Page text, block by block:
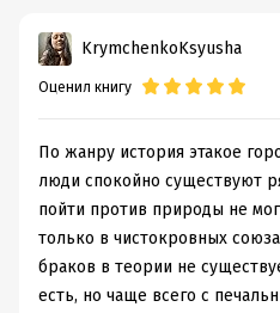
KrymchenkoKsyusha
Оценил книгу
По жанру история этакое
люди спокойно существуют
пойти против природы не
только в чистокровных
браков в теории не
есть, но чаще всего с